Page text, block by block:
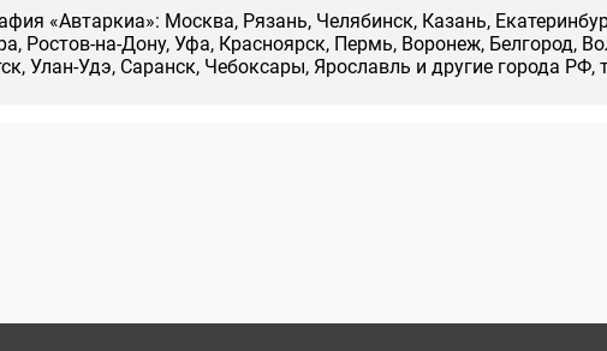
«Автаркиа»: Москва, Рязань, Челябинск, Казань,
Ростов-на-Дону, Уфа, Красноярск, Пермь, Воронеж, Белгород,
Улан-Удэ, Саранск, Чебоксары, Ярославль и другие города